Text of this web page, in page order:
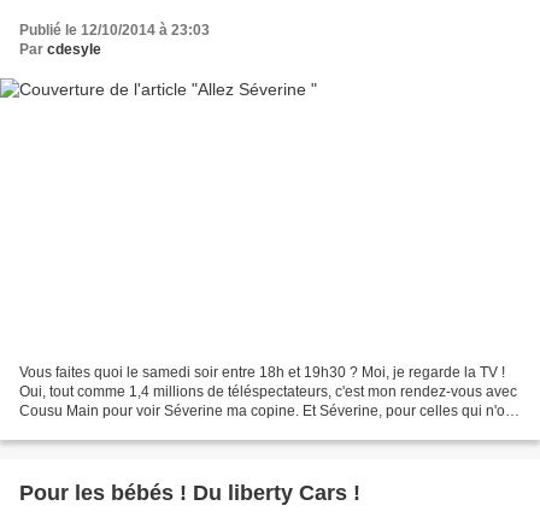
Publié le 12/10/2014 à 23:03
Par cdesyle
Vous faites quoi le samedi soir entre 18h et 19h30 ? Moi, je regarde la TV !
Oui, tout comme 1,4 millions de téléspectateurs, c'est mon rendez-vous avec
Cousu Main pour voir Séverine ma copine. Et Séverine, pour celles qui n'ont
Pour les bébés ! Du liberty Cars !